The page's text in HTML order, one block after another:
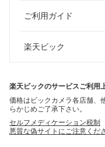
ご利用ガイド
楽天ビック
楽天ビックのサービスご利用
価格はビックカメラ各店舗、
らかじめご了承下さい。
セルフメディケーション税制
悪質な偽サイトにご注意くだ